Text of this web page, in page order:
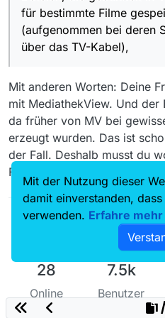
für bestimmte Filme
(aufgenommen bei deren
über das TV-Kabel),
Mit anderen Worten: Deine
mit MediathekView. Und der
da früher von MV bei
erzeugt wurden. Das ist
der Fall. Deshalb musst du
Forum um Hilfe suchen.
28
Online
7.5k
Benutzer
1
Mit der Nutzung dieser
damit einverstanden,
verwenden. Erfahre mehr